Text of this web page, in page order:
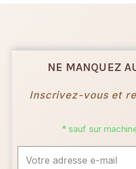
NE MANQUEZ
Inscrivez-vous et
* sauf sur